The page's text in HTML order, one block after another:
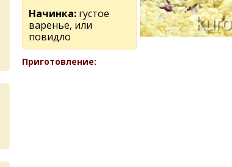
Начинка:густое
варенье, или
повидло
Приготовление: